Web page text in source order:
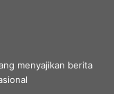
menyajikan berita